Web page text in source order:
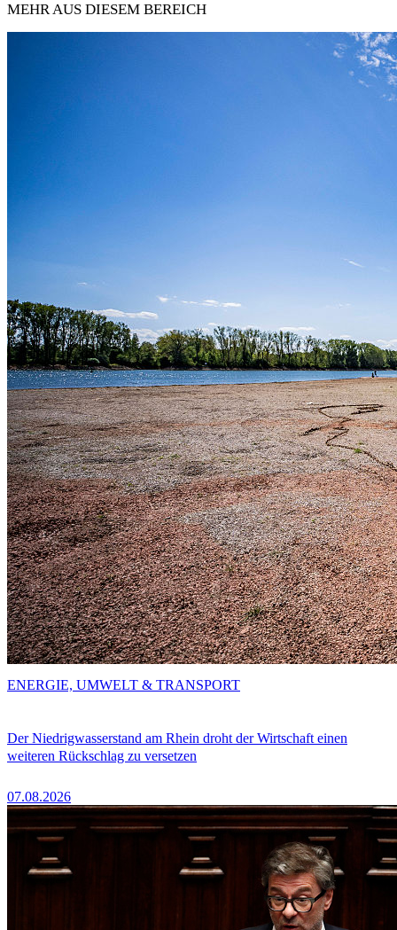
MEHR AUS DIESEM BEREICH
Der Niedrigwasserstand am Rhein droht der Wirtschaft einen
weiteren Rückschlag zu versetzen
07.08.2026
ENERGIE, UMWELT & TRANSPORT